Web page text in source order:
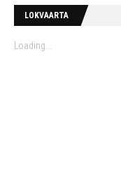
LOKVAARTA
Loading...